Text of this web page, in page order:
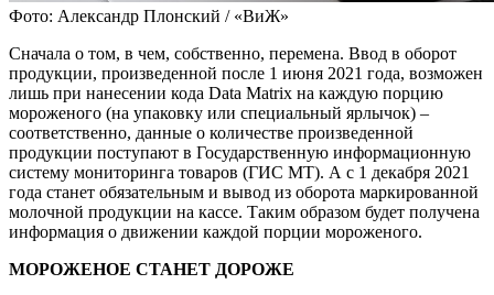
Фото: Александр Плонский / «ВиЖ»
Сначала о том, в чем, собствен­но, перемена. Ввод в оборот
продукции, произведенной по­сле 1 июня 2021 года, возможен
лишь при нанесении кода Data Matrix на каждую порцию
мороженого (на упа­ковку или специальный ярлычок) –
соответственно, данные о количестве произведенной
продукции поступа­ют в Государственную информаци­онную
систему мониторинга това­ров (ГИС МТ). А с 1 декабря 2021
года станет обязательным и вывод из обо­рота маркированной
молочной про­дукции на кассе. Таким образом будет получена
информация о движении каждой порции мороженого.
МОРОЖЕНОЕ СТАНЕТ ДОРОЖЕ